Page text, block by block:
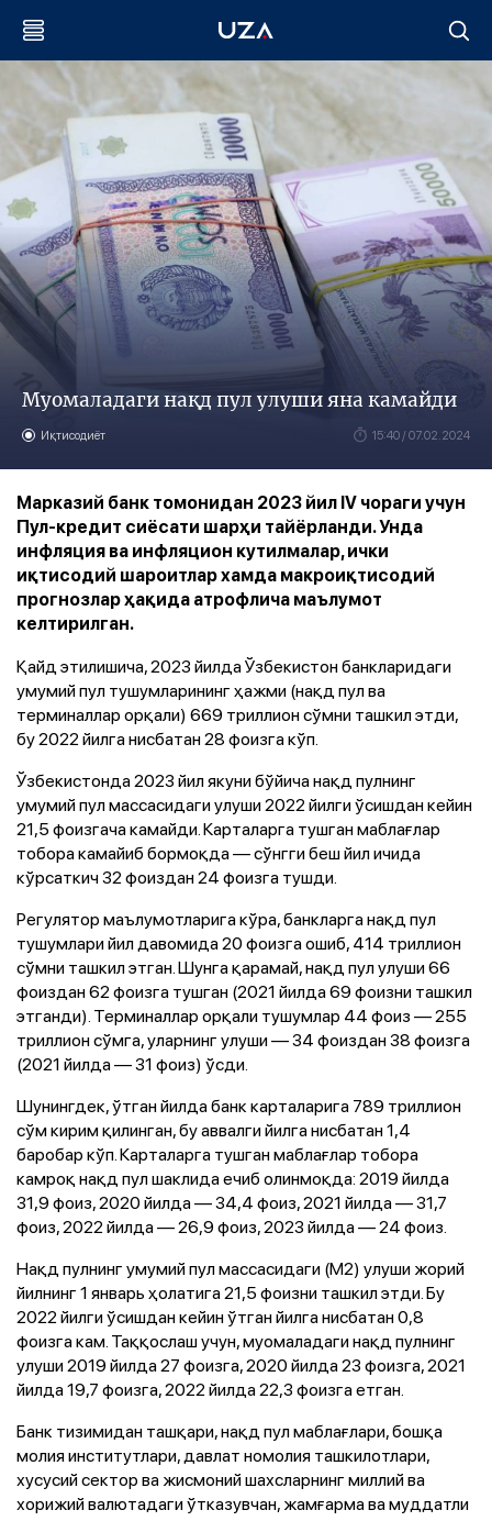
Муомаладаги нақд пул улуши яна камайди
Иқтисодиёт 15:40 / 07.02.2024
Марказий банк томонидан 2023 йил IV чораги учун
Пул-кредит сиёсати шарҳи тайёрланди. Унда
инфляция ва инфляцион кутилмалар, ички
иқтисодий шароитлар хамда макроиқтисодий
прогнозлар ҳақида атрофлича маълумот
келтирилган.
Қайд этилишича, 2023 йилда Ўзбекистон банкларидаги
умумий пул тушумларининг ҳажми (нақд пул ва
терминаллар орқали) 669 триллион сўмни ташкил этди,
бу 2022 йилга нисбатан 28 фоизга кўп.
Ўзбекистонда 2023 йил якуни бўйича нақд пулнинг
умумий пул массасидаги улуши 2022 йилги ўсишдан кейин
21,5 фоизгача камайди. Карталарга тушган маблағлар
тобора камайиб бормоқда — сўнгги беш йил ичида
кўрсаткич 32 фоиздан 24 фоизга тушди.
Регулятор маълумотларига кўра, банкларга нақд пул
тушумлари йил давомида 20 фоизга ошиб, 414 триллион
сўмни ташкил этган. Шунга қарамай, нақд пул улуши 66
фоиздан 62 фоизга тушган (2021 йилда 69 фоизни ташкил
этганди). Терминаллар орқали тушумлар 44 фоиз — 255
триллион сўмга, уларнинг улуши — 34 фоиздан 38 фоизга
(2021 йилда — 31 фоиз) ўсди.
Шунингдек, ўтган йилда банк карталарига 789 триллион
сўм кирим қилинган, бу аввалги йилга нисбатан 1,4
баробар кўп. Карталарга тушган маблағлар тобора
камроқ нақд пул шаклида ечиб олинмоқда: 2019 йилда
31,9 фоиз, 2020 йилда — 34,4 фоиз, 2021 йилда — 31,7
фоиз, 2022 йилда — 26,9 фоиз, 2023 йилда — 24 фоиз.
Нақд пулнинг умумий пул массасидаги (М2) улуши жорий
йилнинг 1 январь ҳолатига 21,5 фоизни ташкил этди. Бу
2022 йилги ўсишдан кейин ўтган йилга нисбатан 0,8
фоизга кам. Таққослаш учун, муомаладаги нақд пулнинг
улуши 2019 йилда 27 фоизга, 2020 йилда 23 фоизга, 2021
йилда 19,7 фоизга, 2022 йилда 22,3 фоизга етган.
Банк тизимидан ташқари, нақд пул маблағлари, бошқа
молия институтлари, давлат номолия ташкилотлари,
хусусий сектор ва жисмоний шахсларнинг миллий ва
хорижий валютадаги ўтказувчан, жамғарма ва муддатли